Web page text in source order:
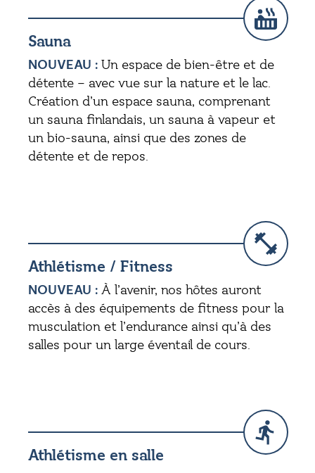
Sauna
NOUVEAU : Un espace de bien-être et de
détente – avec vue sur la nature et le lac.
Création d’un espace sauna, comprenant
un sauna finlandais, un sauna à vapeur et
un bio-sauna, ainsi que des zones de
détente et de repos.
Athlétisme / Fitness
NOUVEAU : À l’avenir, nos hôtes auront
accès à des équipements de fitness pour la
musculation et l’endurance ainsi qu’à des
salles pour un large éventail de cours.
Athlétisme en salle